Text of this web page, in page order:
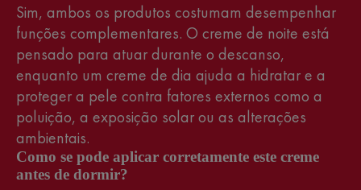
Sim, ambos os produtos costumam desempenhar
funções complementares. O creme de noite está
pensado para atuar durante o descanso,
enquanto um creme de dia ajuda a hidratar e a
proteger a pele contra fatores externos como a
poluição, a exposição solar ou as alterações
ambientais.
Como se pode aplicar corretamente este creme
antes de dormir?